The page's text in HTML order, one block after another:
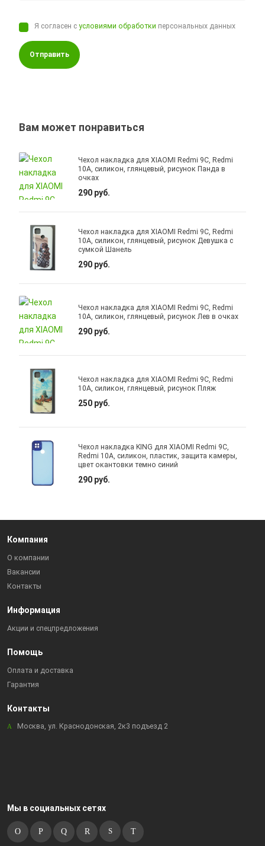
Я согласен сусловиями обработки персональных данных
Отправить
Вам может понравиться
Чехол накладка для XIAOMI Redmi 9C, Redmi
10A, силикон, глянцевый, рисунок Панда в
очках
290 руб.
Чехол накладка для XIAOMI Redmi 9C, Redmi
10A, силикон, глянцевый, рисунок Девушка с
сумкой Шанель
290 руб.
Чехол накладка для XIAOMI Redmi 9C, Redmi
10A, силикон, глянцевый, рисунок Лев в очках
290 руб.
Чехол накладка для XIAOMI Redmi 9C, Redmi
10A, силикон, глянцевый, рисунок Пляж
250 руб.
Чехол накладка KING для XIAOMI Redmi 9C,
Redmi 10A, силикон, пластик, защита камеры,
цвет окантовки темно синий
290 руб.
Компания
О компании
Вакансии
Контакты
Информация
Акции и спецпредложения
Помощь
Оплата и доставка
Гарантия
Контакты
Москва, ул. Краснодонская, 2к3 подъезд 2
Мы в социальных сетях